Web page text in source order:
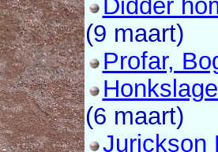
Didder
(9 maart)
Profar,
(6 maart)
Jurickson